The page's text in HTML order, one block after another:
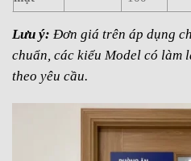
Lưu ý: Đơn giá trên áp dụng
chuẩn, các kiểu Model có làm
theo yêu cầu.